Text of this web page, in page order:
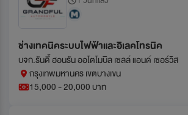
ช่างเทคนิคระบบไฟฟ้าและอิเลคโทรนิค
บจก.รันดี้ ฮอนรัน ออโตโมบิล เซลล์ แอนด์ เซอร์วิส
กรุงเทพมหานคร เขตบางเขน
15,000 - 20,000 บาท